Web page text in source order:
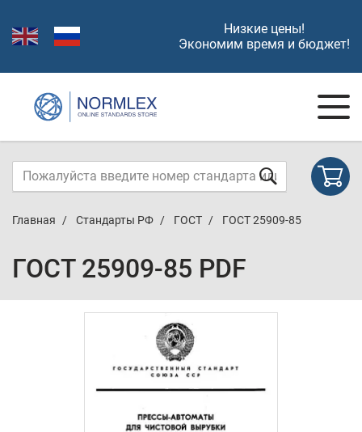
Низкие цены!
Экономим время и бюджет!
Главная Стандарты РФ ГОСТ ГОСТ 25909-85
ГОСТ 25909-85 PDF